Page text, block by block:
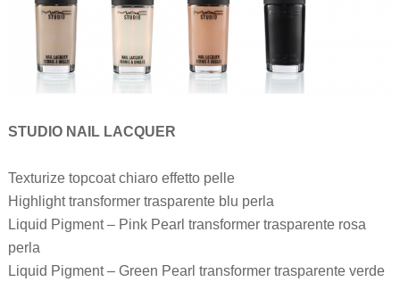
STUDIO NAIL LACQUER
Texturize topcoat chiaro effetto pelle
Highlight transformer trasparente blu perla
Liquid Pigment – Pink Pearl transformer trasparente rosa
perla
Liquid Pigment – Green Pearl transformer trasparente verde